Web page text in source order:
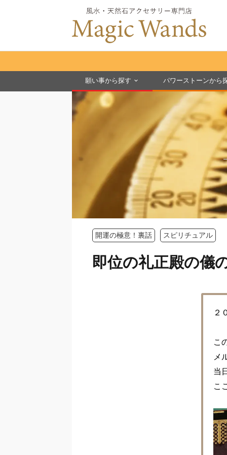
願い事から探す パワーストーンから
開運の極意！裏話 スピリチュアル
即位の礼正殿の儀
２
こ
メ
当
こ